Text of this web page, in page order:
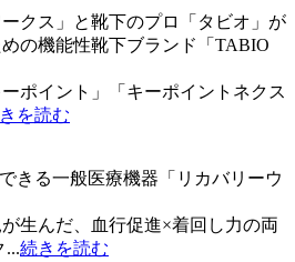
クス」と靴下のプロ「タビオ」が
の機能性靴下ブランド「TABIO
ポイント」「キーポイントネクス
を読む
きる一般医療機器「リカバリーウ
生んだ、血行促進×着回し力の両
...続きを読む